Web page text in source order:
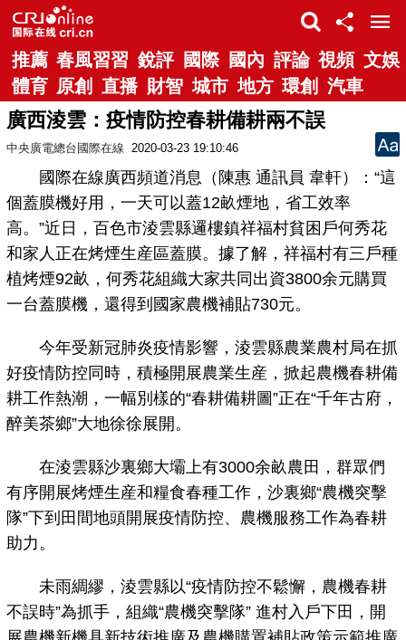
推薦 春風習習 銳評 國際 國內 評論 視頻 文娛
體育 原創 直播 財智 城市 地方 環創 汽車
廣西淩雲：疫情防控春耕備耕兩不誤
中央廣電總台國際在線 2020-03-23 19:10:46
國際在線廣西頻道消息（陳惠 通訊員 韋軒）：“這
個蓋膜機好用，一天可以蓋12畝煙地，省工效率
高。”近日，百色市淩雲縣邏樓鎮祥福村貧困戶何秀花
和家人正在烤煙生産區蓋膜。據了解，祥福村有三戶種
植烤煙92畝，何秀花組織大家共同出資3800余元購買
一台蓋膜機，還得到國家農機補貼730元。
今年受新冠肺炎疫情影響，淩雲縣農業農村局在抓
好疫情防控同時，積極開展農業生産，掀起農機春耕備
耕工作熱潮，一幅別樣的“春耕備耕圖”正在“千年古府，
醉美茶鄉”大地徐徐展開。
在淩雲縣沙裏鄉大壩上有3000余畝農田，群眾們
有序開展烤煙生産和糧食春種工作，沙裏鄉“農機突擊
隊”下到田間地頭開展疫情防控、農機服務工作為春耕
助力。
未雨綢繆，淩雲縣以“疫情防控不鬆懈，農機春耕
不誤時”為抓手，組織“農機突擊隊” 進村入戶下田，開